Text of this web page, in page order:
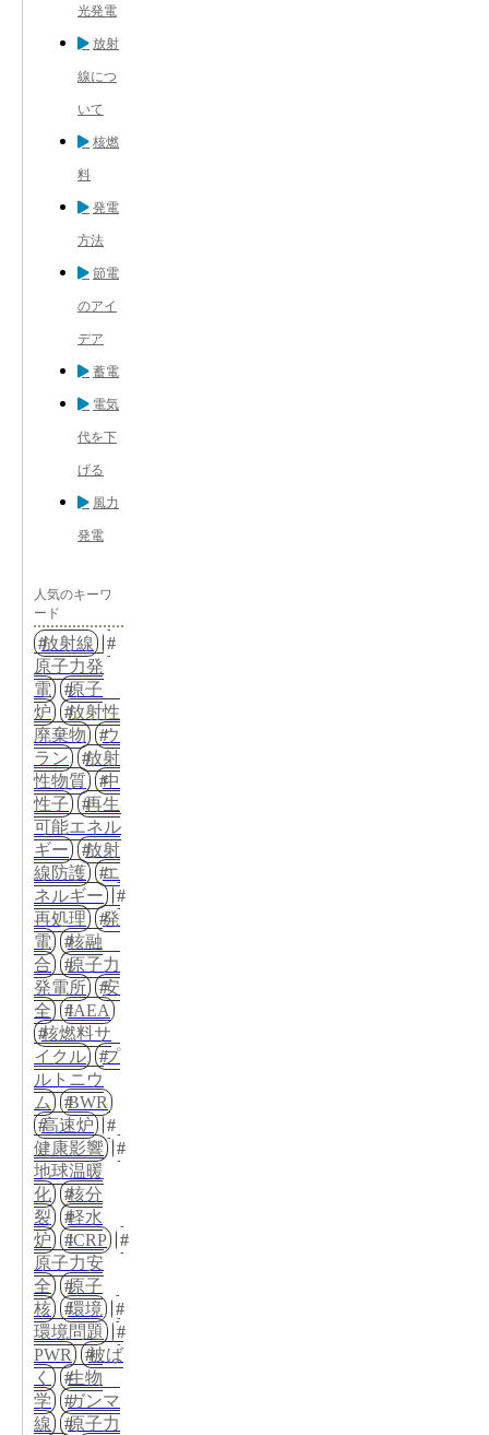
光発電
放射
線につ
いて
核燃
料
発電
方法
節電
のアイ
デア
蓄電
電気
代を下
げる
風力
発電
人気のキーワ
ード
放射線
原子力発
電
原子
炉
放射性
廃棄物
ウ
ラン
放射
性物質
中
性子
再生
可能エネル
ギー
放射
線防護
エ
ネルギー
再処理
発
電
核融
合
原子力
発電所
安
全
IAEA
核燃料サ
イクル
プ
ルトニウ
ム
BWR
高速炉
健康影響
地球温暖
化
核分
裂
軽水
炉
ICRP
原子力安
全
原子
核
環境
環境問題
PWR
被ば
く
生物
学
ガンマ
線
原子力